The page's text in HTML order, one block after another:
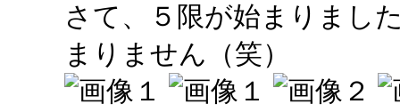
さて、５限が始まりまし
まりません（笑）